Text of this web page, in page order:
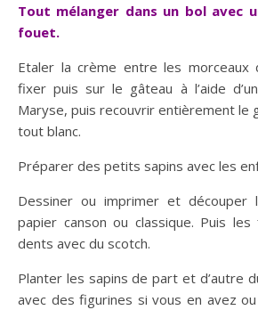
Tout mélanger dans un bol avec
fouet.
Etaler la crème entre les morceaux
fixer puis sur le gâteau à l’aide
Maryse, puis recouvrir entièrement le
tout blanc.
Préparer des petits sapins avec les
Dessiner ou imprimer et découper
papier canson ou classique. Puis
dents avec du scotch.
Planter les sapins de part et d’autre
avec des figurines si vous en avez